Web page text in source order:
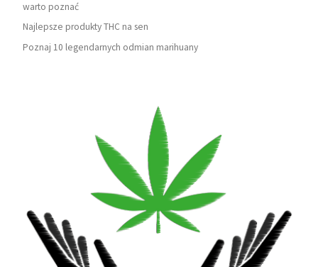
warto poznać
Najlepsze produkty THC na sen
Poznaj 10 legendarnych odmian marihuany